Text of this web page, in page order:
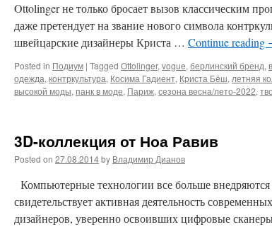
Ottolinger не только бросает вызов классическим
даже претендует на звание нового символа
швейцарские дизайнеры Криста … Continue reading
Posted in Подиум | Tagged Ottolinger, vogue, берлинский бренд,
одежда, контркультура, Косима Гадиент, Криста Бёш, летняя
высокой моды, панк в моде, Париж, сезона весна/лето-2022,
3D-коллекция от Ноа Равив
Posted on 27.08.2014by Владимир Дианов
Компьютерные технологии все больше
свидетельствует активная деятельность
дизайнеров, уверенно освоивших цифровые